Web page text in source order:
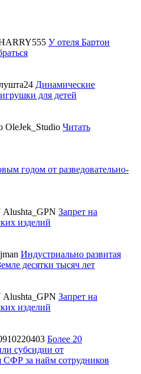
У отеля Бартон
Динамические
для детей
OleJek_Studio Читать
годом от разведовательно-
Alushta_GPN Запрет на
изделий
Индустриально развитая
десятки тысяч лет
Alushta_GPN Запрет на
изделий
Более 20
субсидии от
СФР за найм сотрудников